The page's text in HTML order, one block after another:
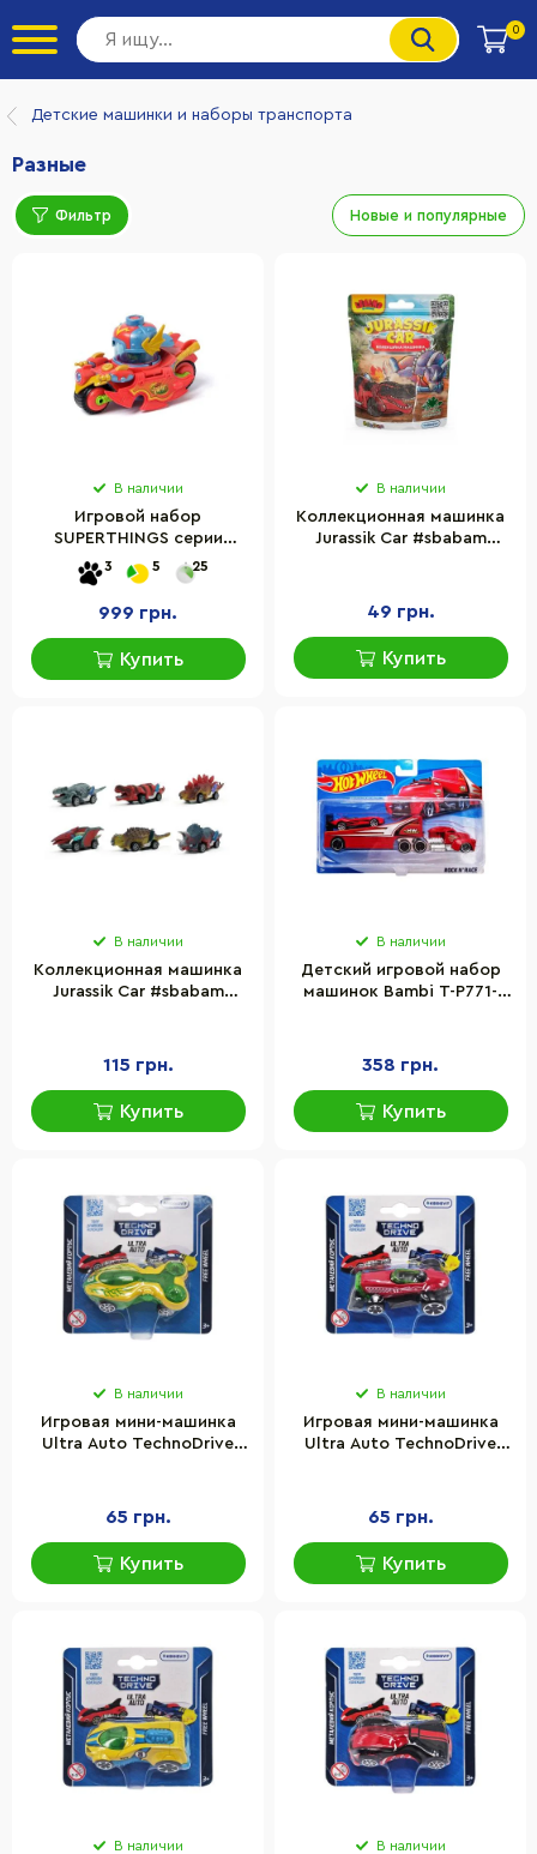
0
Детские машинки и наборы транспорта
Разные
Фильтр Новые и популярные
В наличии
Игровой набор
SUPERTHINGS серии
«Rivals of Kaboom» –
ЯРОСТНАЯ СКОРОСТЬ
PSTSP112IN60
3 5 25
999 грн.
Купить
В наличии
Коллекционная машинка
Jurassik Car #sbabam
49 грн.
Купить
В наличии
Коллекционная машинка
Jurassik Car #sbabam
115 грн.
Купить
В наличии
Детский игровой набор
машинок Bambi T-P771-
358 грн.
Купить
В наличии
Игровая мини-машинка
Ultra Auto TechnoDrive
65 грн.
Купить
В наличии
Игровая мини-машинка
Ultra Auto TechnoDrive
65 грн.
Купить
В наличии В наличии